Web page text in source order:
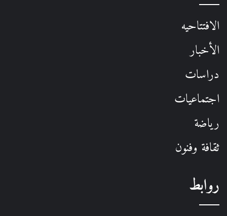
الافتتاحيه
الأخبار
دراسات
اجتماعيات
رياضة
ثقافة وفنون
روابط